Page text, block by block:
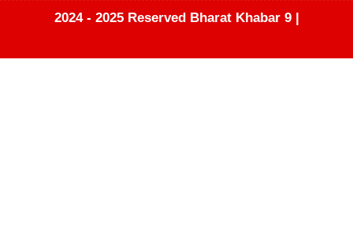
2024 - 2025 Reserved Bharat Khabar 9 |